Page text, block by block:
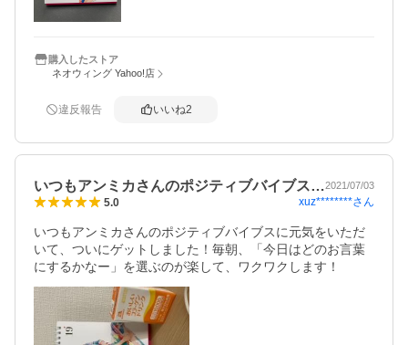
購入したストア
ネオウィング Yahoo!店
違反報告 いいね2
いつもアンミカさんのポジティブバイブス…2021/07/03
5.0 xuz********さん
いつもアンミカさんのポジティブバイブスに元気をいただ
いて、ついにゲットしました！毎朝、「今日はどのお言葉
にするかなー」を選ぶのが楽して、ワクワクします！